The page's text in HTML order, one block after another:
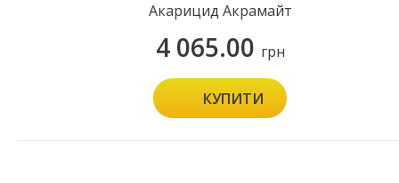
Акарицид Акрамайт
4 065.00 грн
КУПИТИ